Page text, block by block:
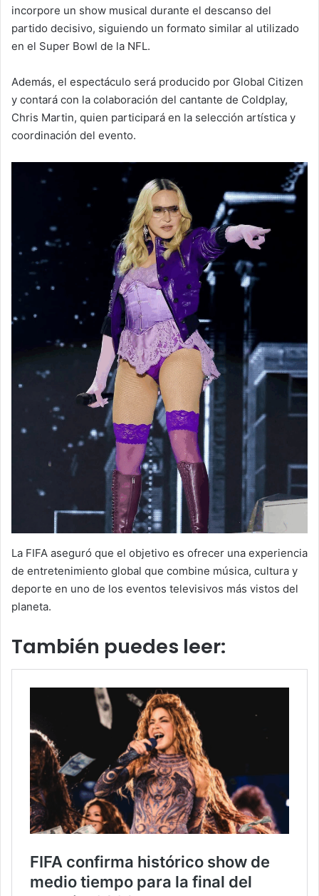
incorpore un show musical durante el descanso del
partido decisivo, siguiendo un formato similar al utilizado
en el Super Bowl de la NFL.
Además, el espectáculo será producido por Global Citizen
y contará con la colaboración del cantante de Coldplay,
Chris Martin, quien participará en la selección artística y
coordinación del evento.
La FIFA aseguró que el objetivo es ofrecer una experiencia
de entretenimiento global que combine música, cultura y
deporte en uno de los eventos televisivos más vistos del
planeta.
También puedes leer: